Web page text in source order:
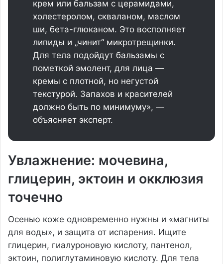
крем или бальзам с церамидами,
холестеролом, скваланом, маслом
ши, бета-глюканом. Это восполняет
липиды и „чинит“ микротрещинки.
Для тела подойдут бальзамы с
пометкой эмолент, для лица —
кремы с плотной, но негустой
текстурой. Запахов и красителей
должно быть по минимуму», —
объясняет эксперт.
Увлажнение: мочевина,
глицерин, эктоин и окклюзия
точечно
Осенью коже одновременно нужны и «магниты
для воды», и защита от испарения. Ищите
глицерин, гиалуроновую кислоту, пантенол,
эктоин, полиглутаминовую кислоту. Для тела